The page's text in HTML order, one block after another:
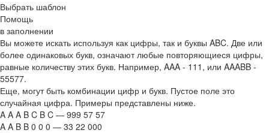
Выбрать шаблон
Помощь
в заполнении
Вы можете искать используя как цифры, так и буквы ABC. Две или
более одинаковых букв, означают любые повторяющиеся цифры,
равные количеству этих букв. Например, AAA - 111 , или AAABB -
55577.
Еще, могут быть комбинации цифр и букв. Пустое поле это
случайная цифра. Примеры представлены ниже.
A A A B C B C — 999 57 57
A A B B 0 0 0 — 33 22 000